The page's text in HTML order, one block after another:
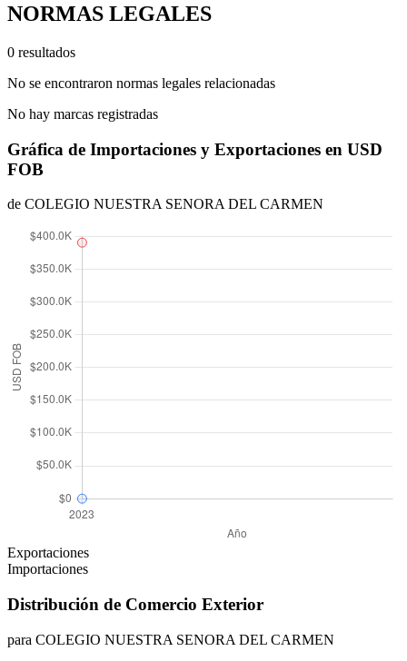
NORMAS LEGALES
0 resultados
No se encontraron normas legales relacionadas
No hay marcas registradas
Gráfica de Importaciones y Exportaciones en USD
FOB
de COLEGIO NUESTRA SENORA DEL CARMEN
Exportaciones
Importaciones
Distribución de Comercio Exterior
para COLEGIO NUESTRA SENORA DEL CARMEN